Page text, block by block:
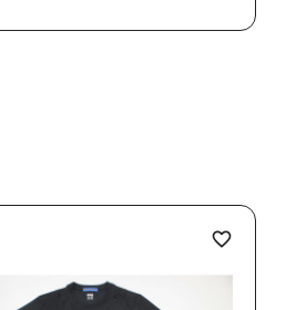
favorite_border